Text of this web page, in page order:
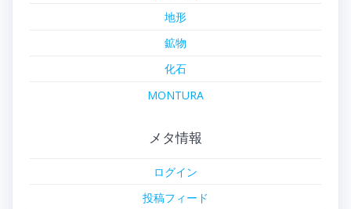
地形
鉱物
化石
MONTURA
メタ情報
ログイン
投稿フィード